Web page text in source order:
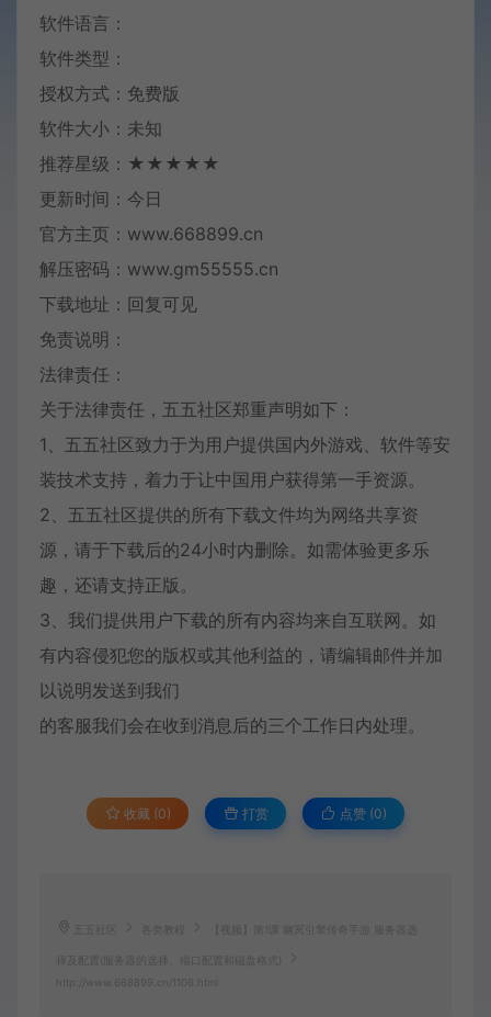
软件语言：
软件类型：
授权方式：免费版
软件大小：未知
推荐星级：★★★★★
更新时间：今日
官方主页：www.668899.cn
解压密码：www.gm55555.cn
下载地址：回复可见
免责说明：
法律责任：
关于法律责任，五五社区郑重声明如下：
1、五五社区致力于为用户提供国内外游戏、软件等安
装技术支持，着力于让中国用户获得第一手资源。
2、五五社区提供的所有下载文件均为网络共享资
源，请于下载后的24小时内删除。如需体验更多乐
趣，还请支持正版。
3、我们提供用户下载的所有内容均来自互联网。如
有内容侵犯您的版权或其他利益的，请编辑邮件并加
以说明发送到我们
的客服我们会在收到消息后的三个工作日内处理。
收藏 (0) 打赏 点赞 (0)
五五社区 各类教程 【视频】第1课 幽冥引擎传奇手游 服务器选
择及配置(服务器的选择、端口配置和磁盘格式)
http://www.668899.cn/1106.html